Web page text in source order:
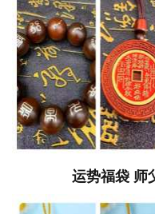
运势福袋